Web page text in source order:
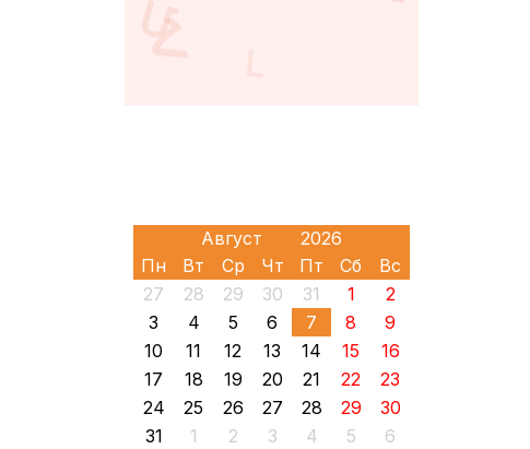
Пн Вт Ср Чт Пт Сб
Вс
27
28 29 30 31 1
2
3
4 5 6 7 8
9
10
11 12 13 14 15
16
17
18 19 20 21 22
23
24
25 26 27 28 29
30
31
1 2 3 4 5 6